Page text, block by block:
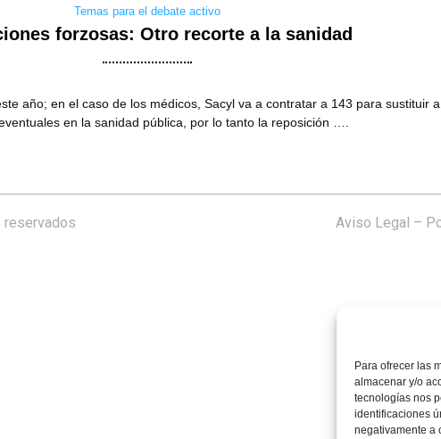
Para ofrecer las
almacenar y/o
tecnologías nos
identificaciones
negativamente a
Temas para el debate activo
forzosas: Otro recorte a la sanidad
año; en el caso de los médicos, Sacyl va a contratar a 143 para sustituir
en la sanidad pública, por lo tanto la reposición ….
reservados Aviso Legal –